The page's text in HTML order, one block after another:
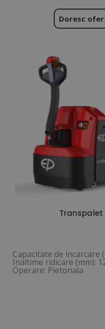
Doresc
Transpalet
Capacitate de incarcare
Inaltime ridicare (mm):
Operare: Pietonala